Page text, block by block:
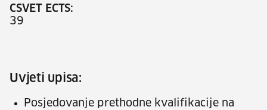
CSVET ECTS:
39
Uvjeti upisa:
Posjedovanje prethodne kvalifikacije na